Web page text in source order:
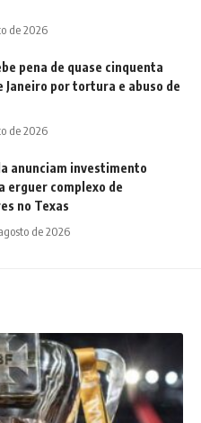
de 2026
pena de quase cinquenta
Janeiro por tortura e abuso de
de 2026
anunciam investimento
erguer complexo de
no Texas
de 2026